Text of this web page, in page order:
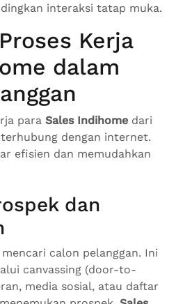
interaksi tatap muka.
Kerja
dalam
para Sales Indihome dari
dengan internet.
efisien dan memudahkan
dan
calon pelanggan. Ini
canvassing (door-to-
media sosial, atau daftar